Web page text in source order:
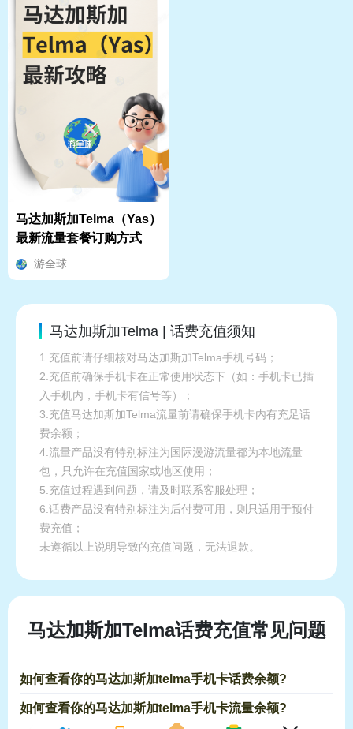
马达加斯加Telma（Yas）
最新流量套餐订购方式
游全球
马达加斯加Telma | 话费充值须知
1.充值前请仔细核对马达加斯加Telma手机号码；
2.充值前确保手机卡在正常使用状态下（如：手机卡已插
入手机内，手机卡有信号等）；
3.充值马达加斯加Telma流量前请确保手机卡内有充足话
费余额；
4.流量产品没有特别标注为国际漫游流量都为本地流量
包，只允许在充值国家或地区使用；
5.充值过程遇到问题，请及时联系客服处理；
6.话费产品没有特别标注为后付费可用，则只适用于预付
费充值；
未遵循以上说明导致的充值问题，无法退款。
马达加斯加Telma话费充值常见问题
如何查看你的马达加斯加telma手机卡话费余额?
如何查看你的马达加斯加telma手机卡流量余额?